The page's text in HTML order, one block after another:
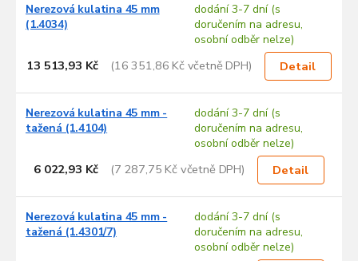
Nerezová kulatina 45 mm
(1.4034)
dodání 3-7 dní (s
doručením na adresu,
osobní odběr nelze)
13 513,93 Kč (16 351,86 Kč včetně DPH) Detail
Nerezová kulatina 45 mm -
tažená (1.4104)
dodání 3-7 dní (s
doručením na adresu,
osobní odběr nelze)
6 022,93 Kč (7 287,75 Kč včetně DPH) Detail
Nerezová kulatina 45 mm -
tažená (1.4301/7)
dodání 3-7 dní (s
doručením na adresu,
osobní odběr nelze)